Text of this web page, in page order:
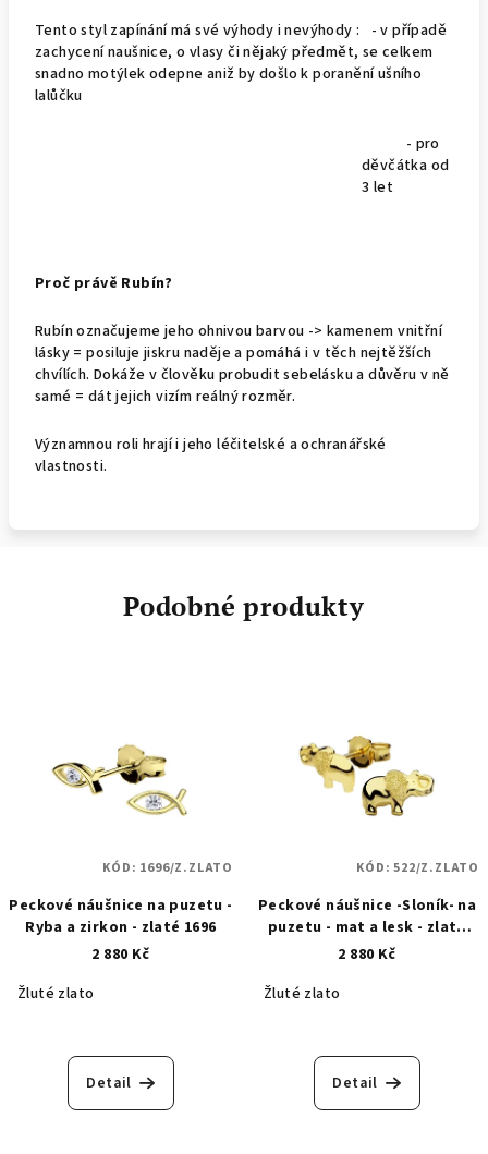
Tento styl zapínání má své výhody i nevýhody : - v případě
zachycení naušnice, o vlasy či nějaký předmět, se celkem
snadno motýlek odepne aniž by došlo k poranění ušního
lalůčku
- pro
děvčátka od
3 let
Proč právě Rubín?
Rubín označujeme jeho ohnivou barvou -> kamenem vnitřní
lásky = posiluje jiskru naděje a pomáhá i v těch nejtěžších
chvílích. Dokáže v člověku probudit sebelásku a důvěru v ně
samé = dát jejich vizím reálný rozměr.
Významnou roli hrají i jeho léčitelské a ochranářské
vlastnosti.
Podobné produkty
Peckové náušnice na puzetu -
Ryba a zirkon - zlaté 1696
2 880 Kč
Žluté zlato
Detail
KÓD: 1696/Z.ZLATO
Peckové náušnice -Sloník- na
puzetu - mat a lesk - zlaté
522
2 880 Kč
Žluté zlato
Detail
KÓD:522/Z.ZLATO